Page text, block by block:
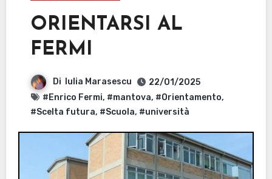
ORIENTARSI AL
FERMI
Di Iulia Marasescu
22/01/2025
#Enrico Fermi, #mantova, #Orientamento,
#Scelta futura, #Scuola, #università